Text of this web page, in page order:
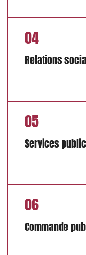
04
Relations
05
Services
06
Commande